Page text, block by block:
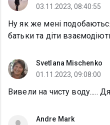
03.11.2023, 08:40:55
Ну як же мені
батьки та діти
Svetlana Mischenko
01.11.2023, 09:08:00
Вивели на чисту воду.....
Andre Mark